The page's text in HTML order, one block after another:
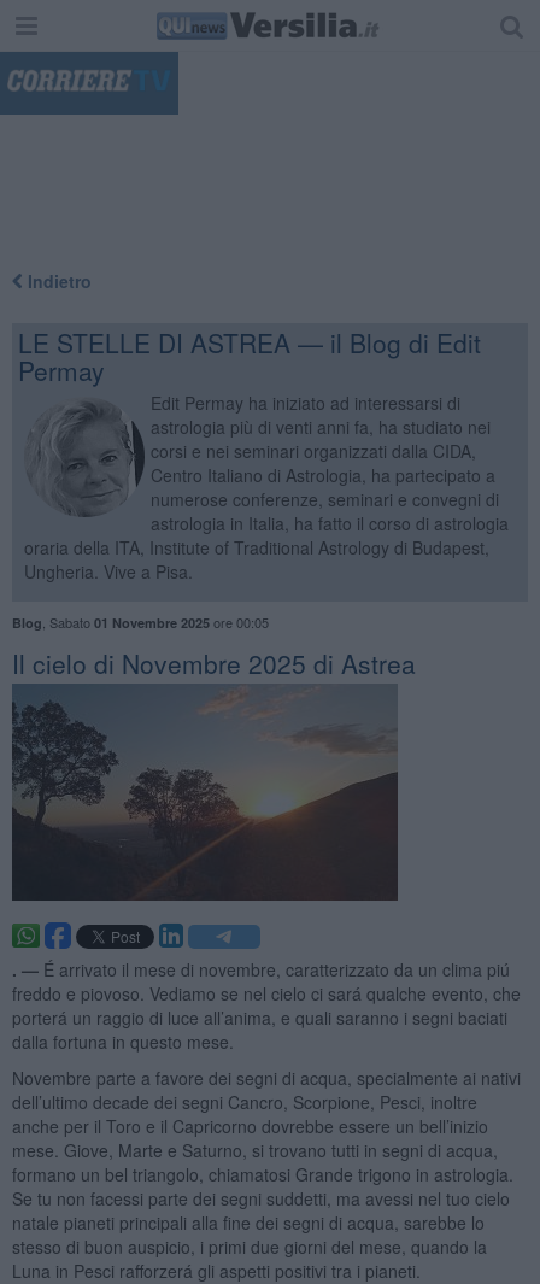
Indietro
LE STELLE DI ASTREA — il Blog di Edit
Permay
Edit Permay ha iniziato ad interessarsi di
astrologia più di venti anni fa, ha studiato nei
corsi e nei seminari organizzati dalla CIDA,
Centro Italiano di Astrologia, ha partecipato a
numerose conferenze, seminari e convegni di
astrologia in Italia, ha fatto il corso di astrologia
oraria della ITA, Institute of Traditional Astrology di Budapest,
Ungheria. Vive a Pisa.
Blog Sabato 01 Novembre 2025ore 00:05
​Il cielo di Novembre 2025 di Astrea
. — É arrivato il mese di novembre, caratterizzato da un clima piú
freddo e piovoso. Vediamo se nel cielo ci sará qualche evento, che
porterá un raggio di luce all’anima, e quali saranno i segni baciati
dalla fortuna in questo mese.
Novembre parte a favore dei segni di acqua, specialmente ai nativi
dell’ultimo decade dei segni Cancro, Scorpione, Pesci, inoltre
anche per il Toro e il Capricorno dovrebbe essere un bell’inizio
mese. Giove, Marte e Saturno, si trovano tutti in segni di acqua,
formano un bel triangolo, chiamatosi Grande trigono in astrologia.
Se tu non facessi parte dei segni suddetti, ma avessi nel tuo cielo
natale pianeti principali alla fine dei segni di acqua, sarebbe lo
stesso di buon auspicio, i primi due giorni del mese, quando la
Luna in Pesci rafforzerá gli aspetti positivi tra i pianeti.